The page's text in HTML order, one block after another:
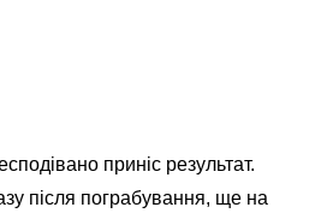
приніс результат.
після пограбування, ще на